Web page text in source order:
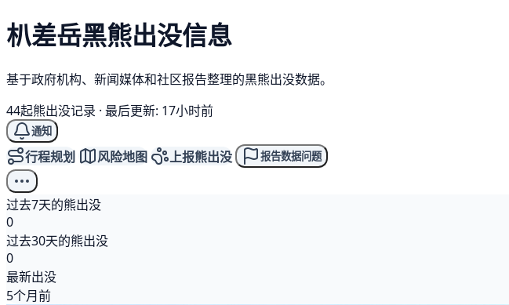
朳差岳黑熊出没信息
基于政府机构、新闻媒体和社区报告整理的黑熊出没数据。
44起熊出没记录 · 最后更新: 17小时前
通知
行程规划 风险地图 上报熊出没 报告数据问题
过去7天的熊出没
0
过去30天的熊出没
0
最新出没
5个月前